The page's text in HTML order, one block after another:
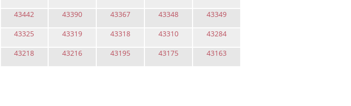
43442 43390 43367 43348 43349
43325 43319 43318 43310 43284
43218 43216 43195 43175 43163